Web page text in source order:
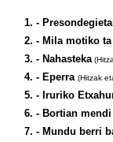
1. -
2. - Mila motiko
3. - Nahasteka
4. - Eperra (Hitzak
5. - Iruriko
6. - Bortian
7. - Mundu berri